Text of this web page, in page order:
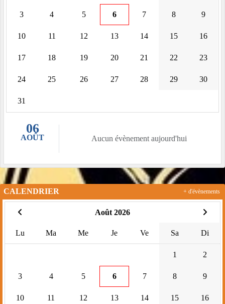
3 4 5 6 7 8 9
10 11 12 13 14 15 16
17 18 19 20 21 22 23
24 25 26 27 28 29 30
31
06
AOÛT Aucun évènement aujourd'hui
CALENDRIER
Août 2026
Lu Ma Me Je Ve Sa Di
1 2
3 4 5 6 7 8 9
10 11 12 13 14 15 16
+ d'évènements